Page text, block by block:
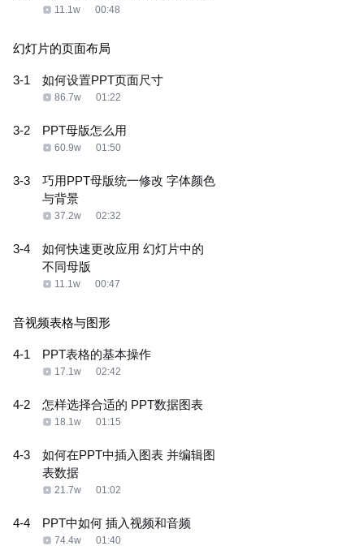
11.1w 00:48
幻灯片的页面布局
3-1 如何设置PPT页面尺寸
86.7w 01:22
3-2 PPT母版怎么用
60.9w 01:50
3-3
巧用PPT母版统一修改 字体颜色
与背景
37.2w 02:32
3-4
如何快速更改应用 幻灯片中的
不同母版
11.1w 00:47
音视频表格与图形
4-1 PPT表格的基本操作
17.1w 02:42
4-2 怎样选择合适的 PPT数据图表
18.1w 01:15
4-3
如何在PPT中插入图表 并编辑图
表数据
21.7w 01:02
4-4 PPT中如何 插入视频和音频
74.4w 01:40